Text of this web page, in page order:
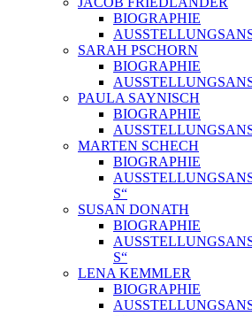
BIOGRAPHIE
SARAH PSCHORN
BIOGRAPHIE
PAULA SAYNISCH
BIOGRAPHIE
MARTEN SCHECH
BIOGRAPHIE
S“
SUSAN DONATH
BIOGRAPHIE
S“
LENA KEMMLER
BIOGRAPHIE